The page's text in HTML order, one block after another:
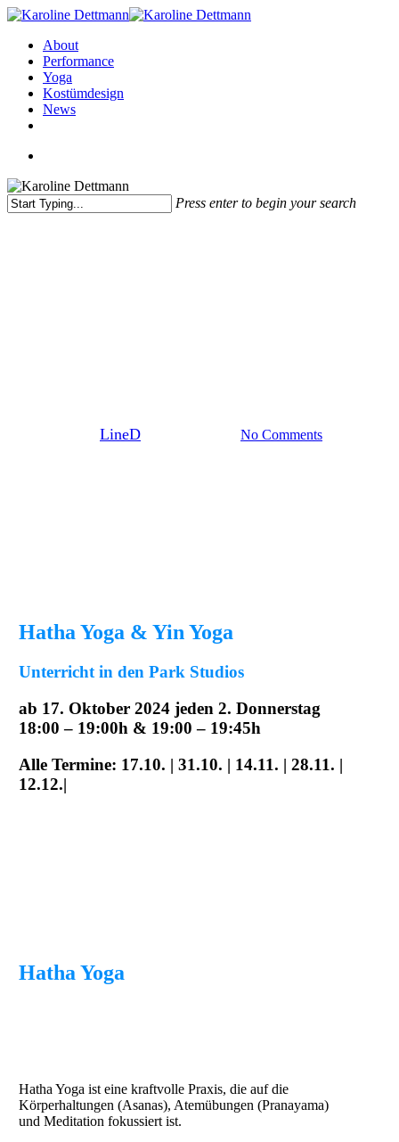
Skip
main
content
Menu
About
Performance
Yoga
Kostümdesign
News
Press enter to begin your search
LineD No Comments
Hatha Yoga & Yin Yoga
Unterricht in den Park Studios
ab 17. Oktober 2024 jeden 2. Donnerstag
18:00 – 19:00h & 19:00 – 19:45h
Alle Termine: 17.10. | 31.10. | 14.11. | 28.11. |
12.12.|
Hatha Yoga
Hatha Yoga ist eine kraftvolle Praxis, die auf die
Körperhaltungen (Asanas), Atemübungen (Pranayama)
und Meditation fokussiert ist.